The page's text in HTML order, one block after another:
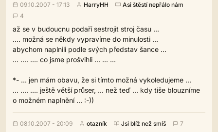
09.10.2007 - 17:13 HarryHH
Asi štěstí nepřálo nám
4
až se v budoucnu podaří sestrojit stroj času ...
.... možná se někdy vypravíme do minulosti ...
abychom naplnili podle svých představ šance ...
... .... .... co jsme prošvihli ... ... ...
*- ... jen mám obavu, že si tímto možná vykoledujeme ...
... .... .... ještě větší průser, ... než teď ... kdy tiše blouzníme
o možném naplnění ... :-))
08.10.2007 - 20:09 otazník Jsi blíž než smíš 7